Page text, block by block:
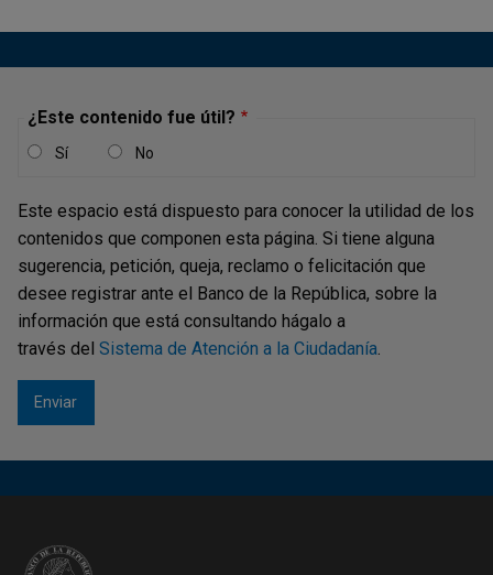
¿Este contenido fue útil?
Sí No
Este espacio está dispuesto para conocer la utilidad de los
contenidos que componen esta página. Si tiene alguna
sugerencia, petición, queja, reclamo o felicitación que
desee registrar ante el Banco de la República, sobre la
información que está consultando hágalo a
través del Sistema de Atención a la Ciudadanía.